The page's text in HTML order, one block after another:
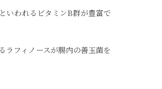
いわれるビタミンB群が豊富で
ラフィノースが腸内の善玉菌を